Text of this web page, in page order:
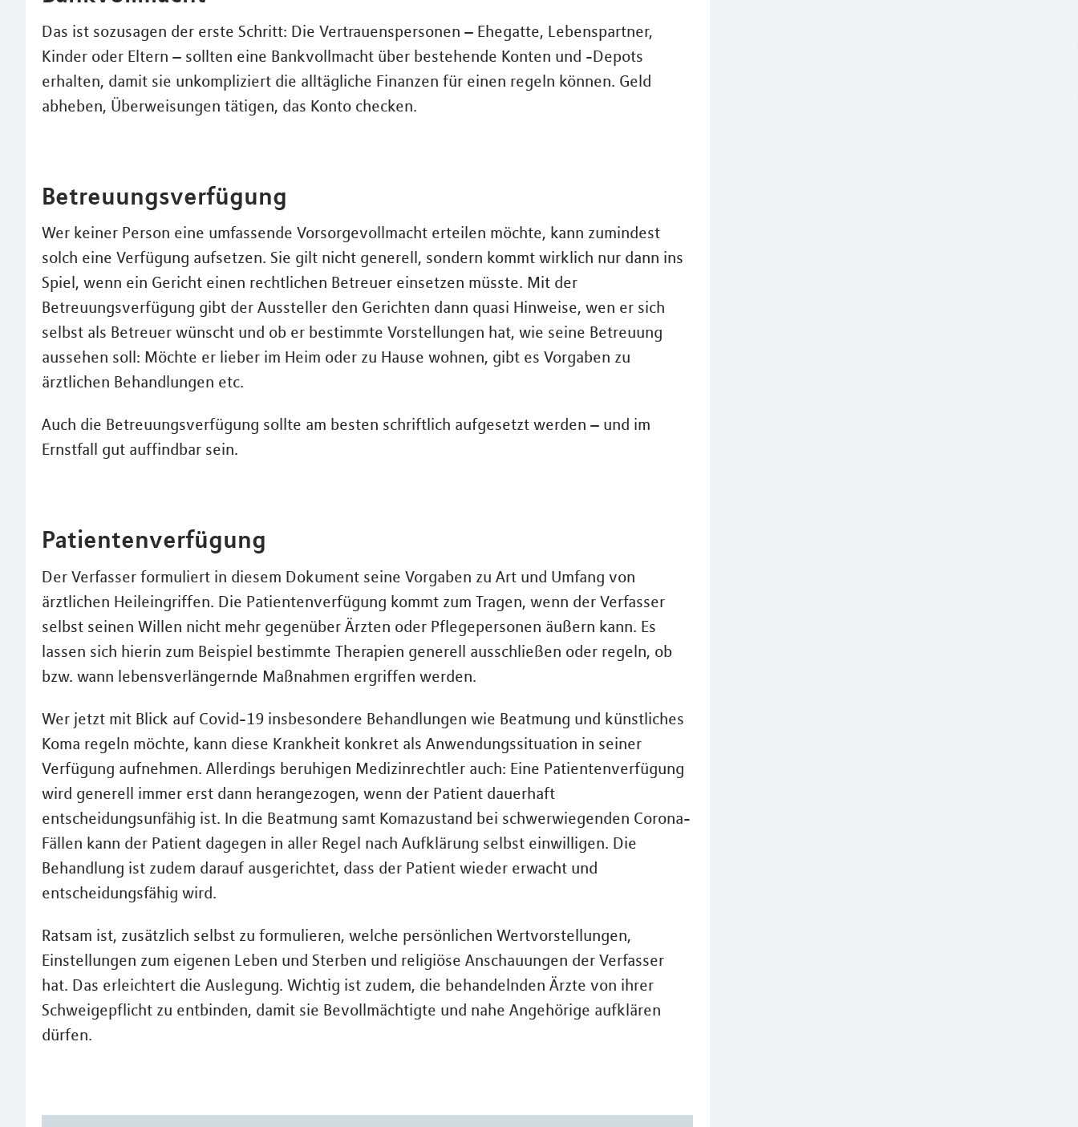
Das ist sozusagen der erste Schritt: Die Vertrauenspersonen – Ehegatte, Lebenspartner,
Kinder oder Eltern – sollten eine Bankvollmacht über bestehende Konten und -Depots
erhalten, damit sie unkompliziert die alltägliche Finanzen für einen regeln können. Geld
abheben, Überweisungen tätigen, das Konto checken.
Betreuungsverfügung
Wer keiner Person eine umfassende Vorsorgevollmacht erteilen möchte, kann zumindest
solch eine Verfügung aufsetzen. Sie gilt nicht generell, sondern kommt wirklich nur dann ins
Spiel, wenn ein Gericht einen rechtlichen Betreuer einsetzen müsste. Mit der
Betreuungsverfügung gibt der Aussteller den Gerichten dann quasi Hinweise, wen er sich
selbst als Betreuer wünscht und ob er bestimmte Vorstellungen hat, wie seine Betreuung
aussehen soll: Möchte er lieber im Heim oder zu Hause wohnen, gibt es Vorgaben zu
ärztlichen Behandlungen etc.
Auch die Betreuungsverfügung sollte am besten schriftlich aufgesetzt werden – und im
Ernstfall gut auffindbar sein.
Patientenverfügung
Der Verfasser formuliert in diesem Dokument seine Vorgaben zu Art und Umfang von
ärztlichen Heileingriffen. Die Patientenverfügung kommt zum Tragen, wenn der Verfasser
selbst seinen Willen nicht mehr gegenüber Ärzten oder Pflegepersonen äußern kann. Es
lassen sich hierin zum Beispiel bestimmte Therapien generell ausschließen oder regeln, ob
bzw. wann lebensverlängernde Maßnahmen ergriffen werden.
Wer jetzt mit Blick auf Covid-19 insbesondere Behandlungen wie Beatmung und künstliches
Koma regeln möchte, kann diese Krankheit konkret als Anwendungssituation in seiner
Verfügung aufnehmen. Allerdings beruhigen Medizinrechtler auch: Eine Patientenverfügung
wird generell immer erst dann herangezogen, wenn der Patient dauerhaft
entscheidungsunfähig ist. In die Beatmung samt Komazustand bei schwerwiegenden Corona-
Fällen kann der Patient dagegen in aller Regel nach Aufklärung selbst einwilligen. Die
Behandlung ist zudem darauf ausgerichtet, dass der Patient wieder erwacht und
entscheidungsfähig wird.
Ratsam ist, zusätzlich selbst zu formulieren, welche persönlichen Wertvorstellungen,
Einstellungen zum eigenen Leben und Sterben und religiöse Anschauungen der Verfasser
hat. Das erleichtert die Auslegung. Wichtig ist zudem, die behandelnden Ärzte von ihrer
Schweigepflicht zu entbinden, damit sie Bevollmächtigte und nahe Angehörige aufklären
dürfen.